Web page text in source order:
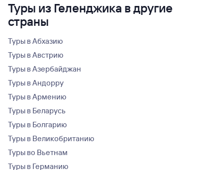
Туры из Геленджика в другие
страны
Туры в Абхазию
Туры в Австрию
Туры в Азербайджан
Туры в Андорру
Туры в Армению
Туры в Беларусь
Туры в Болгарию
Туры в Великобританию
Туры во Вьетнам
Туры в Германию